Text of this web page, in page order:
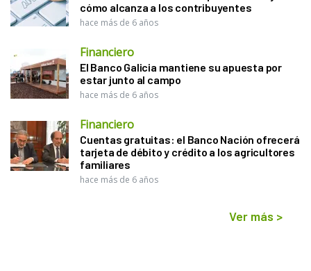
cómo alcanza a los contribuyentes
hace más de 6 años
Financiero
El Banco Galicia mantiene su apuesta por
estar junto al campo
hace más de 6 años
Financiero
Cuentas gratuitas: el Banco Nación ofrecerá
tarjeta de débito y crédito a los agricultores
familiares
hace más de 6 años
Ver más >